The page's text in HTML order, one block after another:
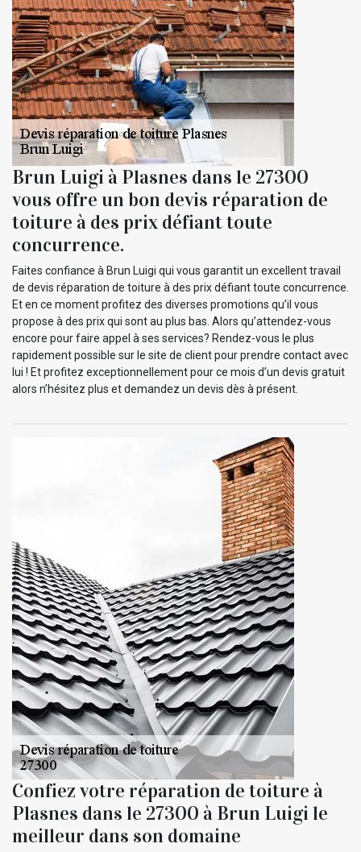
Brun Luigi à Plasnes dans le 27300
vous offre un bon devis réparation de
toiture à des prix défiant toute
concurrence.
Faites confiance à Brun Luigi qui vous garantit un excellent travail
de devis réparation de toiture à des prix défiant toute concurrence.
Et en ce moment profitez des diverses promotions qu’il vous
propose à des prix qui sont au plus bas. Alors qu’attendez-vous
encore pour faire appel à ses services? Rendez-vous le plus
rapidement possible sur le site de client pour prendre contact avec
lui ! Et profitez exceptionnellement pour ce mois d’un devis gratuit
alors n’hésitez plus et demandez un devis dès à présent.
Confiez votre réparation de toiture à
Plasnes dans le 27300 à Brun Luigi le
meilleur dans son domaine